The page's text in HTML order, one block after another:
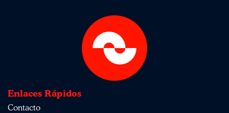
Enlaces Rápidos
Contacto